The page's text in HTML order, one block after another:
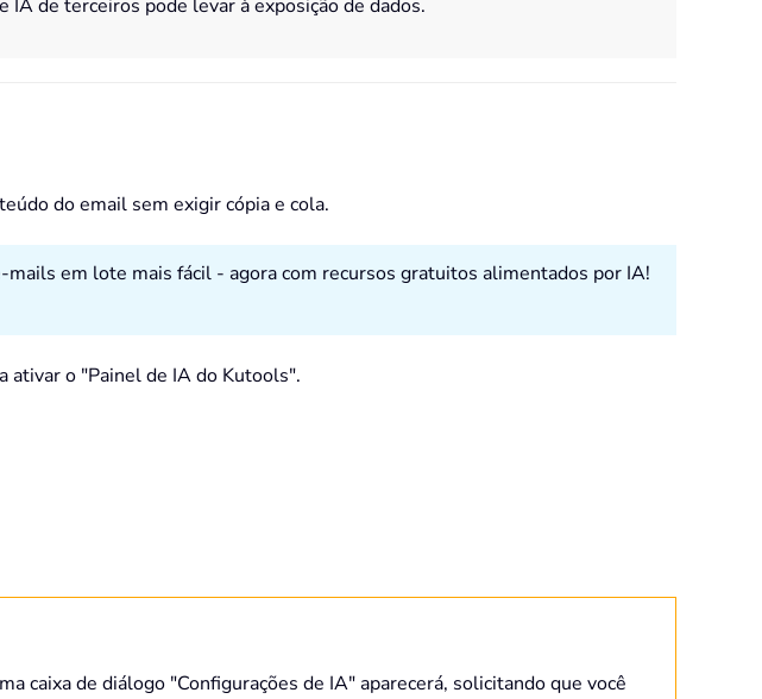
de terceiros pode levar à exposição de dados.
do email sem exigir cópia e cola.
em lote mais fácil - agora com recursos gratuitos alimentados por IA!
ativar o "Painel de IA do Kutools".
caixa de diálogo "Configurações de IA" aparecerá, solicitando que você